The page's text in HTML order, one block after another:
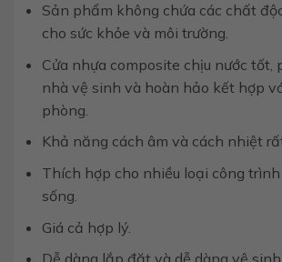
Sản phẩm không chứa các chất
cho sức khỏe và môi trường.
Cửa nhựa composite chịu nước tốt,
nhà vệ sinh và hoàn hảo kết hợp
phòng.
Khả năng cách âm và cách nhiệt
Thích hợp cho nhiều loại công
sống.
Giá cả hợp lý.